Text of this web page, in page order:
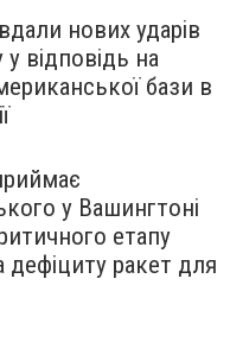
нових ударів
у відповідь на
бази в
у Вашингтоні
етапу
дефіциту ракет для